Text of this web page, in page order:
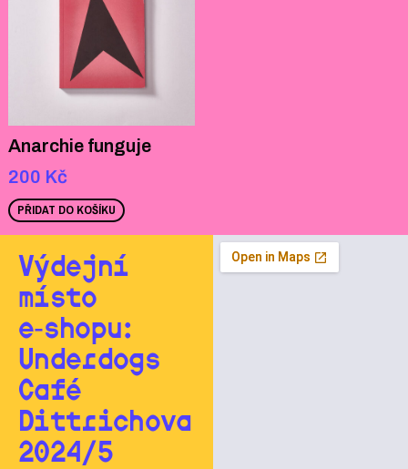
Anarchie funguje
200 Kč
PŘIDAT DO KOŠÍKU
Výdejní
místo
e‑shopu:
Underdogs
Café
Dittrichova
2024/5